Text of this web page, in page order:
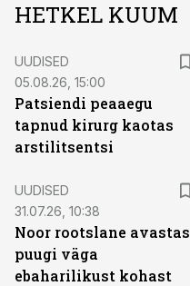
HETKEL KUUM
UUDISED
05.08.26, 15:00
Patsiendi peaaegu
tapnud kirurg kaotas
arstilitsentsi
UUDISED
31.07.26, 10:38
Noor rootslane avastas
puugi väga
ebaharilikust kohast